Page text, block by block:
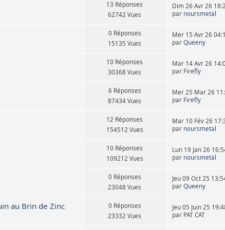
13 Réponses
62742 Vues
Dim 26 Avr 26
par noursmetal
0 Réponses
15135 Vues
Mer 15 Avr 26
parQueeny
10 Réponses
30368 Vues
Mar 14 Avr 26
par Firefly
6 Réponses
87434 Vues
Mer 25 Mar 26
par Firefly
12 Réponses
154512 Vues
Mar 10 Fév 26
par noursmetal
10 Réponses
109212 Vues
Lun 19 Jan 26
par noursmetal
0 Réponses
23048 Vues
Jeu 09 Oct 25
parQueeny
au Brin de Zinc
0 Réponses
23332 Vues
Jeu 05 Juin 25
par PAT CAT